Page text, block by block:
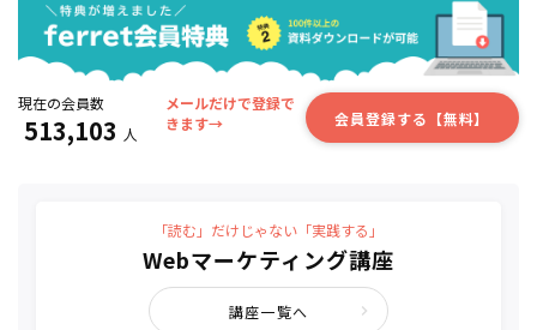
現在の会員数
513,103 人
メールだけで登録で
きます→
会員登録する【無料】
「読む」だけじゃない「実践する」
Webマーケティング講座
講座一覧へ